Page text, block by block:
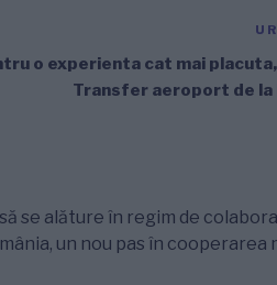
o experienta cat mai
Transfer aeroport de la
se alăture în regim de
un nou pas în cooperarea